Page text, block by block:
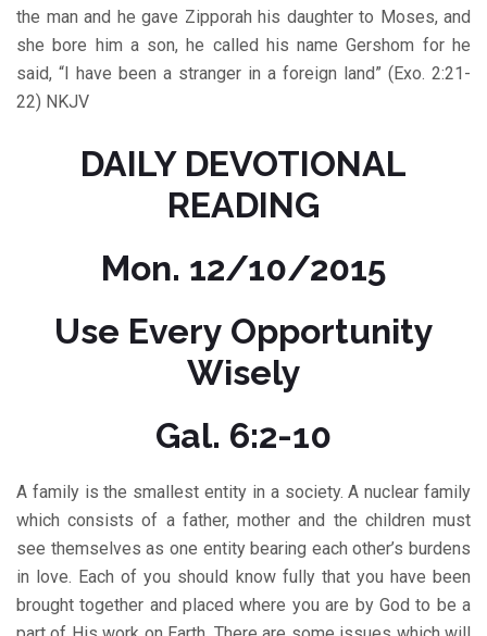
the man and he gave Zipporah his daughter to Moses, and
she bore him a son, he called his name Gershom for he
said, “I have been a stranger in a foreign land” (Exo. 2:21-
22) NKJV
DAILY DEVOTIONAL
READING
Mon. 12/10/2015
Use Every Opportunity
Wisely
Gal. 6:2-10
A family is the smallest entity in a society. A nuclear family
which consists of a father, mother and the children must
see themselves as one entity bearing each other’s burdens
in love. Each of you should know fully that you have been
brought together and placed where you are by God to be a